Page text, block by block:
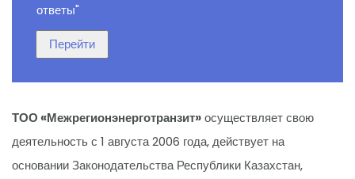
ответы"
ТОО «Межрегионэнерготранзит»осуществляет свою
деятельность с 1 августа 2006 года, действует на
основании Законодательства Республики Казахстан,